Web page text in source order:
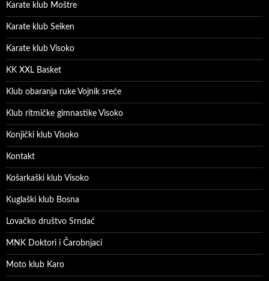
Karate klub Moštre
Karate klub Seiken
Karate klub Visoko
KK XXL Basket
Klub obaranja ruke Vojnik sreće
Klub ritmičke gimnastike Visoko
Konjički klub Visoko
Kontakt
Košarkaški klub Visoko
Kuglaški klub Bosna
Lovačko društvo Srndać
MNK Doktori i Čarobnjaci
Moto klub Karo